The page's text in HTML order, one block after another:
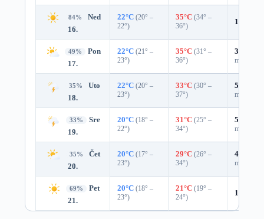
84%
Ned
16.
22°C (20° –
22°)
35°C (34° –
36°)
12%
49%
Pon
17.
22°C (21° –
23°)
35°C (31° –
36°)
37%
mm)
35%
Uto
18.
22°C (20° –
23°)
33°C (30° –
37°)
51%
mm)
33%
Sre
19.
20°C (18° –
22°)
31°C (25° –
34°)
59%
mm)
35%
Čet
20.
20°C (17° –
23°)
29°C (26° –
34°)
47%
mm)
69%
Pet
21.
20°C (18° –
23°)
21°C (19° –
24°)
14%